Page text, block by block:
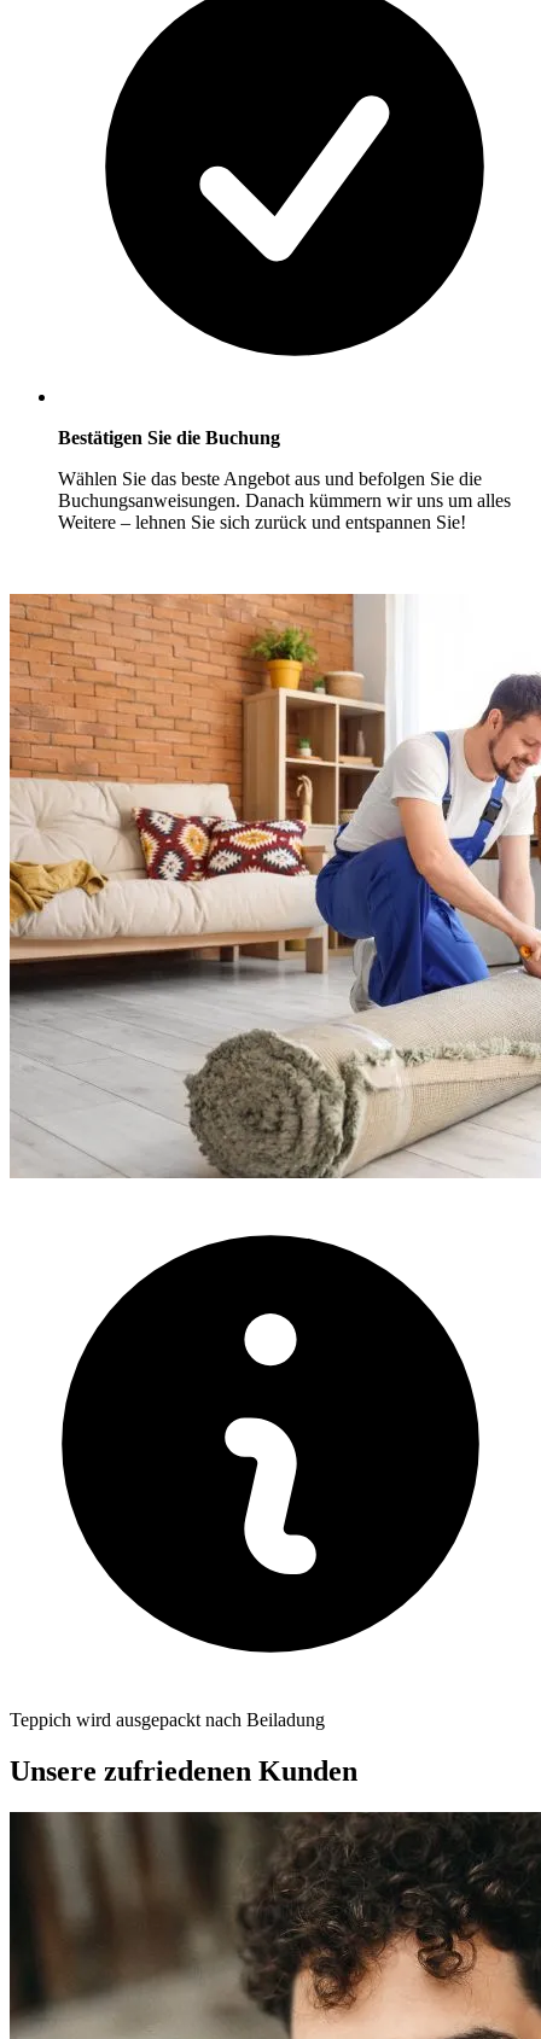
Bestätigen Sie die Buchung
Wählen Sie das beste Angebot aus und befolgen Sie die
Buchungsanweisungen. Danach kümmern wir uns um alles
Weitere – lehnen Sie sich zurück und entspannen Sie!
Teppich wird ausgepackt nach Beiladung
Unsere zufriedenen Kunden